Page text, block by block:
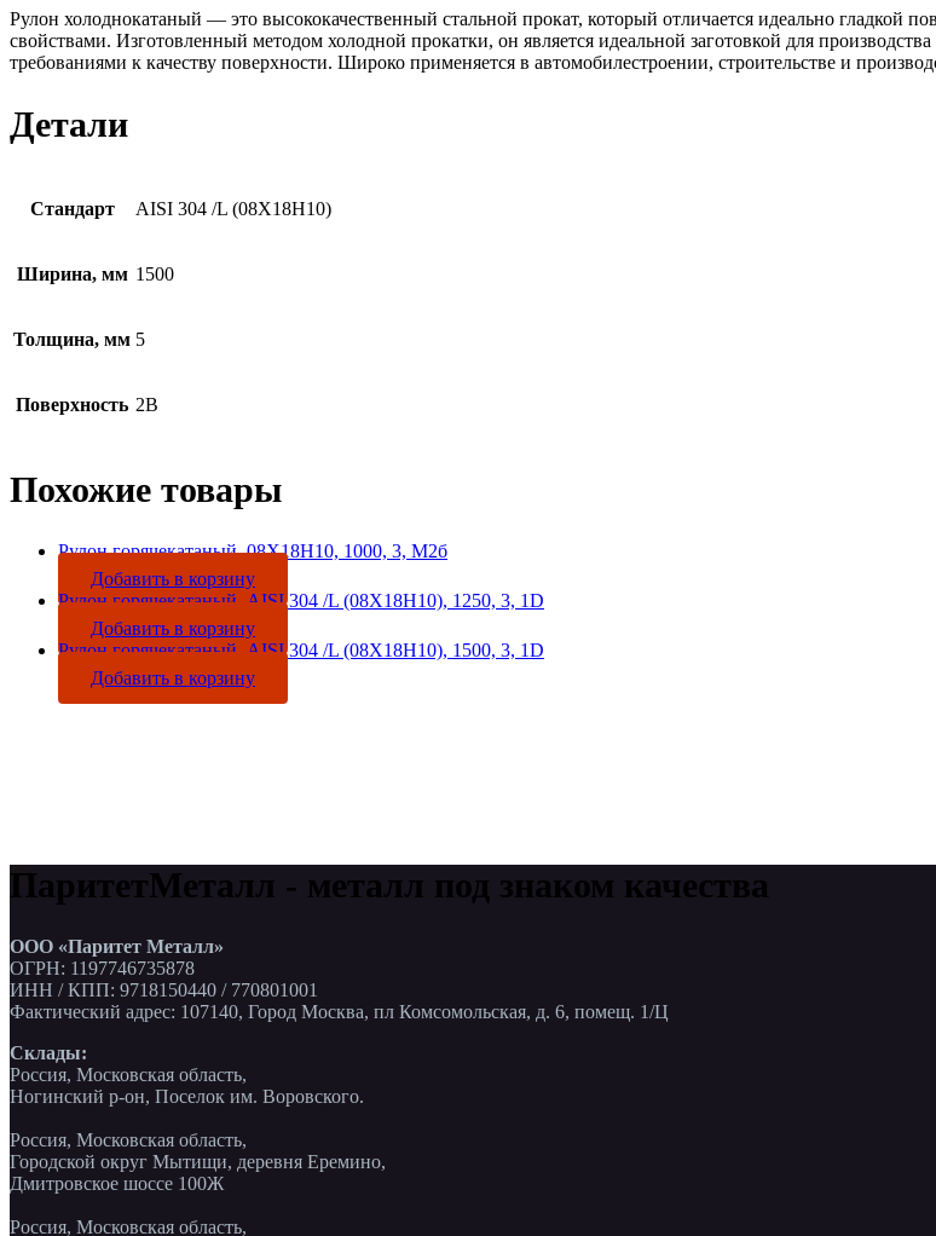
Рулон холоднокатаный — это высококачественный стальной прокат, который отличается идеально гладкой
свойствами. Изготовленный методом холодной прокатки, он является идеальной заготовкой для
требованиями к качеству поверхности. Широко применяется в автомобилестроении, строительстве и
Детали
Стандарт AISI 304 /L (08Х18Н10)
Ширина, мм 1500
Толщина, мм 5
Поверхность 2B
Похожие товары
Рулон горячекатаный, 08Х18Н10, 1000, 3, М2б
Добавить в корзину
Рулон горячекатаный, AISI 304 /L (08Х18Н10), 1250, 3, 1D
Добавить в корзину
Рулон горячекатаный, AISI 304 /L (08Х18Н10), 1500, 3, 1D
Добавить в корзину
ПаритетМеталл - металл под знаком качества
ООО «Паритет Металл»
ОГРН: 1197746735878
ИНН / КПП: 9718150440 / 770801001
Фактический адрес: 107140, Город Москва, пл Комсомольская, д. 6, помещ. 1/Ц
Склады:
Россия, Московская область,
Ногинский р-он, Поселок им. Воровского.
Россия, Московская область,
Городской округ Мытищи, деревня Еремино,
Дмитровское шоссе 100Ж
Россия, Московская область,